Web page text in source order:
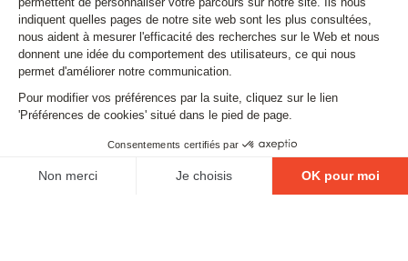
Restons connectés !
Inscrivez-vous à notre newsletter